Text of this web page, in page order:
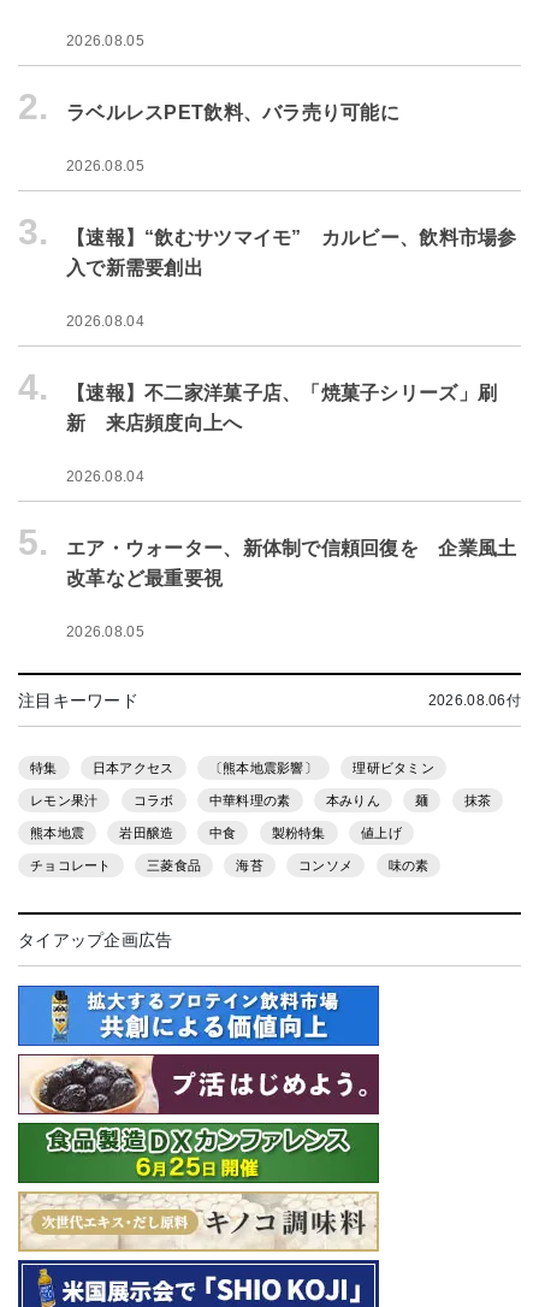
2026.08.05
2. ラベルレスPET飲料、バラ売り可能に
2026.08.05
3.
【速報】“飲むサツマイモ” カルビー、飲料市場参
入で新需要創出
2026.08.04
4.
【速報】不二家洋菓子店、「焼菓子シリーズ」刷
新 来店頻度向上へ
2026.08.04
5.
エア・ウォーター、新体制で信頼回復を 企業風土
改革など最重要視
2026.08.05
注目キーワード 2026.08.06付
特集 日本アクセス 〔熊本地震影響〕 理研ビタミン
レモン果汁 コラボ 中華料理の素 本みりん 麺 抹茶
熊本地震 岩田醸造 中食 製粉特集 値上げ
チョコレート 三菱食品 海苔 コンソメ 味の素
タイアップ企画広告